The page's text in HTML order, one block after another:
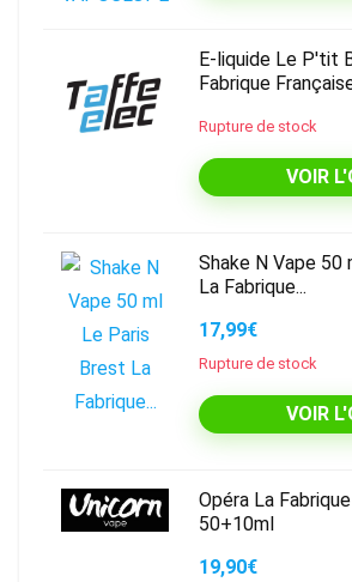
E-liquide Le P'tit
Fabrique
Rupture de stock
VOIR
Shake N Vape 50
La Fabrique...
17,99€
Rupture de stock
VOIR
Opéra La
50+10ml
19,90€